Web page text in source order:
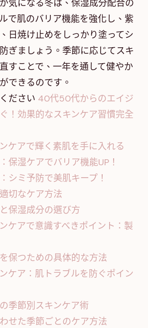
気になる冬は、保湿成分配合の
で肌のバリア機能を強化し、紫
日焼け止めをしっかり塗ってシ
ぎましょう。季節に応じてスキ
すことで、一年を通して健やか
できるのです。
ださい 40代50代からのエイジ
！効果的なスキンケア習慣完全
ケアで輝く素肌を手に入れる
保湿ケアでバリア機能UP！
シミ予防で美肌キープ！
切なケア方法
保湿成分の選び方
ケアで意識すべきポイント：製
保つための具体的な方法
ケア：肌トラブルを防ぐポイン
季節別スキンケア術
せた季節ごとのケア方法